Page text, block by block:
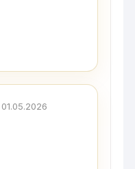
01.05.2026